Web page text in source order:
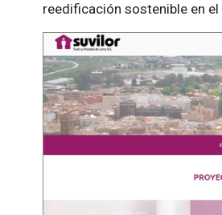
reedificación sostenible en